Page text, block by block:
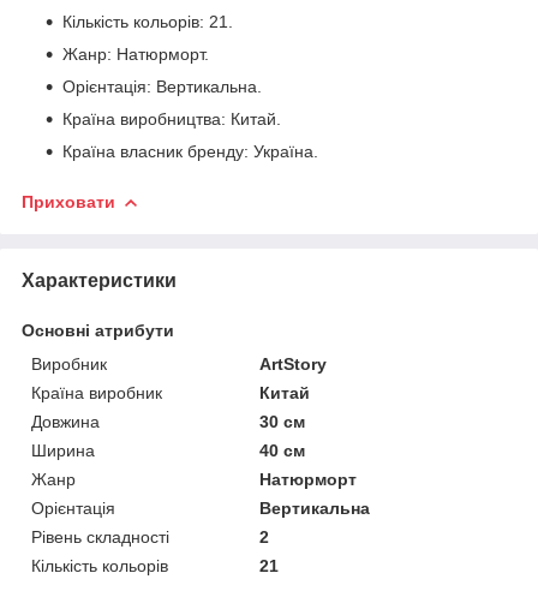
Кількість кольорів: 21.
Жанр: Натюрморт.
Орієнтація: Вертикальна.
Країна виробництва: Китай.
Країна власник бренду: Україна.
Приховати
Характеристики
Основні атрибути
Виробник
ArtStory
Країна виробник
Китай
Довжина
30 см
Ширина
40 см
Жанр
Натюрморт
Орієнтація
Вертикальна
Рівень складності
2
Кількість кольорів
21